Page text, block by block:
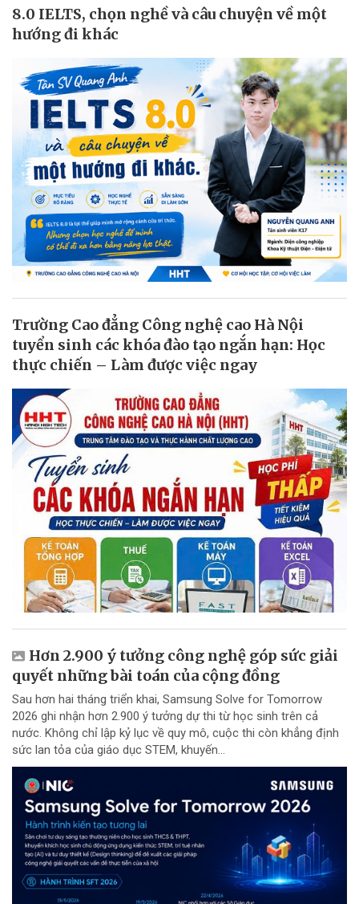
8.0 IELTS, chọn nghề và câu chuyện về một
hướng đi khác
Trường Cao đẳng Công nghệ cao Hà Nội
tuyển sinh các khóa đào tạo ngắn hạn: Học
thực chiến – Làm được việc ngay
Hơn 2.900 ý tưởng công nghệ góp sức giải
quyết những bài toán của cộng đồng
Sau hơn hai tháng triển khai, Samsung Solve for Tomorrow
2026 ghi nhận hơn 2.900 ý tưởng dự thi từ học sinh trên cả
nước. Không chỉ lập kỷ lục về quy mô, cuộc thi còn khẳng định
sức lan tỏa của giáo dục STEM, khuyến...